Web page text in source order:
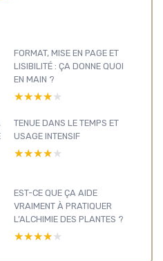
FORMAT, MISE EN PAGE ET
LISIBILITÉ : ÇA DONNE QUOI
EN MAIN ?
★★★★★
★★★★★
TENUE DANS LE TEMPS ET
USAGE INTENSIF
★★★★★
★★★★★
EST-CE QUE ÇA AIDE
VRAIMENT À PRATIQUER
L’ALCHIMIE DES PLANTES ?
★★★★★
★★★★★